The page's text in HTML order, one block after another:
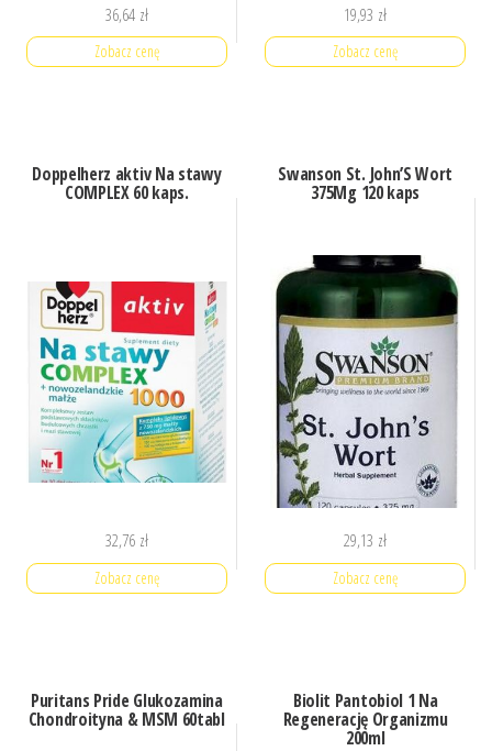
36,64 zł
Zobacz cenę
19,93 zł
Zobacz cenę
Doppelherz aktiv Na stawy
COMPLEX 60 kaps.
32,76 zł
Zobacz cenę
Swanson St. John’S Wort
375Mg 120 kaps
29,13 zł
Zobacz cenę
Puritans Pride Glukozamina
Chondroityna & MSM 60tabl
Biolit Pantobiol 1 Na
Regenerację Organizmu
200ml